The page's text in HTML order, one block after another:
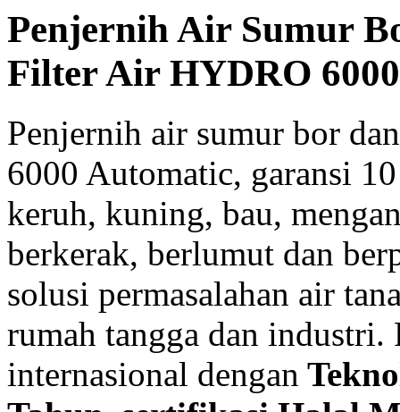
Penjernih Air Sumur
Filter Air HYDRO
Penjernih air sumur bor
6000 Automatic, garansi
keruh, kuning, bau,
berkerak, berlumut dan
solusi permasalahan air
rumah tangga dan
internasional dengan